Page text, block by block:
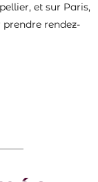
et sur Paris,
rendez-